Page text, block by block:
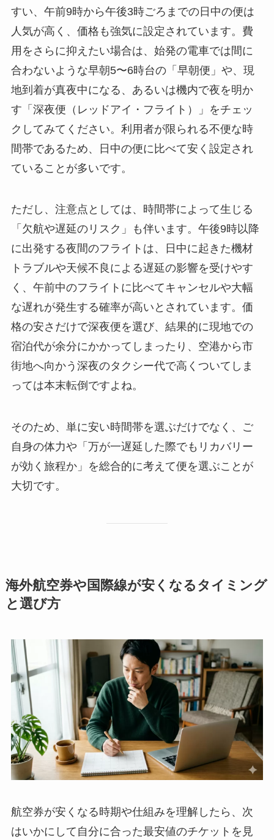
すい、午前9時から午後3時ごろまでの日中の便は
人気が高く、価格も強気に設定されています。費
用をさらに抑えたい場合は、始発の電車では間に
合わないような早朝5〜6時台の「早朝便」や、現
地到着が真夜中になる、あるいは機内で夜を明か
す「深夜便（レッドアイ・フライト）」をチェッ
クしてみてください。利用者が限られる不便な時
間帯であるため、日中の便に比べて安く設定され
ていることが多いです。
ただし、注意点としては、時間帯によって生じる
「欠航や遅延のリスク」も伴います。午後9時以降
に出発する夜間のフライトは、日中に起きた機材
トラブルや天候不良による遅延の影響を受けやす
く、午前中のフライトに比べてキャンセルや大幅
な遅れが発生する確率が高いとされています。価
格の安さだけで深夜便を選び、結果的に現地での
宿泊代が余分にかかってしまったり、空港から市
街地へ向かう深夜のタクシー代で高くついてしま
っては本末転倒ですよね。
そのため、単に安い時間帯を選ぶだけでなく、ご
自身の体力や「万が一遅延した際でもリカバリー
が効く旅程か」を総合的に考えて便を選ぶことが
大切です。
海外航空券や国際線が安くなるタイミング
と選び方
航空券が安くなる時期や仕組みを理解したら、次
はいかにして自分に合った最安値のチケットを見